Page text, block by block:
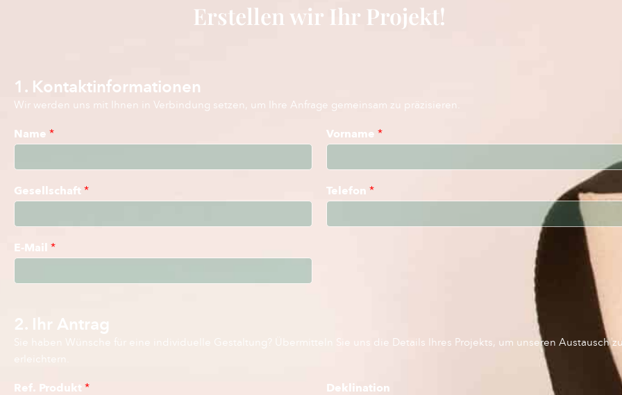
Erstellen wir Ihr Projekt!
1. Kontaktinformationen
Wir werden uns mit Ihnen in Verbindung setzen, um Ihre Anfrage gemeinsam zu präzisieren.
Name * Vorname *
Gesellschaft *
E-Mail *
Telefon *
2. Ihr Antrag
Sie haben Wünsche für eine individuelle Gestaltung? Übermitteln Sie uns die Details Ihres Projekts, um unseren Austausch
erleichtern.
Ref. Produkt * Deklination